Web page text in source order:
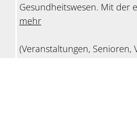
Gesundheitswesen. Mit der
mehr
(Veranstaltungen, Senioren,